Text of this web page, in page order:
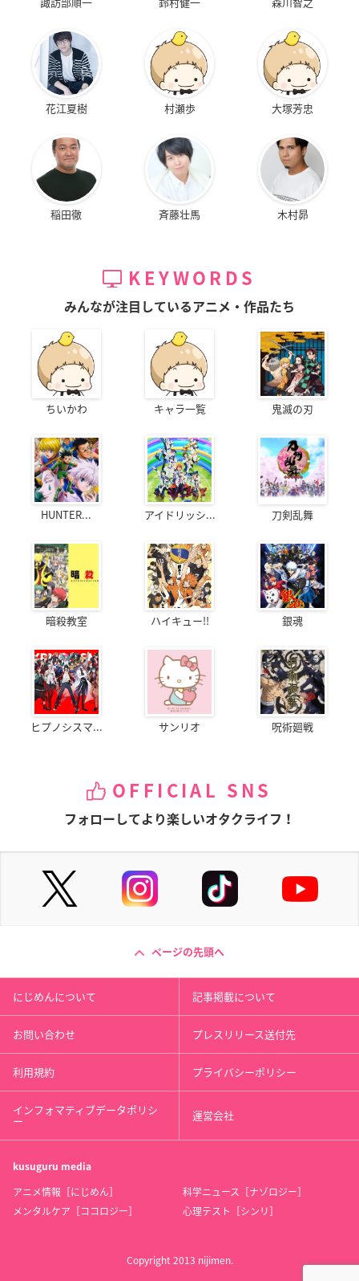
花江夏樹 村瀬歩 大塚芳忠
稲田徹 斉藤壮馬 木村昴
KEYWORDS
みんなが注目しているアニメ・作品たち
ちいかわ キャラ一覧 鬼滅の刃
HUNTER... アイドリッシ... 刀剣乱舞
暗殺教室 ハイキュー!! 銀魂
ヒプノシスマ... サンリオ 呪術廻戦
OFFICIAL SNS
フォローしてより楽しいオタクライフ！
ページの先頭へ
にじめんについて 記事掲載について
お問い合わせ プレスリリース送付先
利用規約 プライバシーポリシー
インフォマティブデータポリシ
ー 運営会社
kusuguru media
アニメ情報［にじめん］
科学ニュース［ナゾロジー］
メンタルケア［ココロジー］
心理テスト［シンリ］
Copyright 2013 nijimen.